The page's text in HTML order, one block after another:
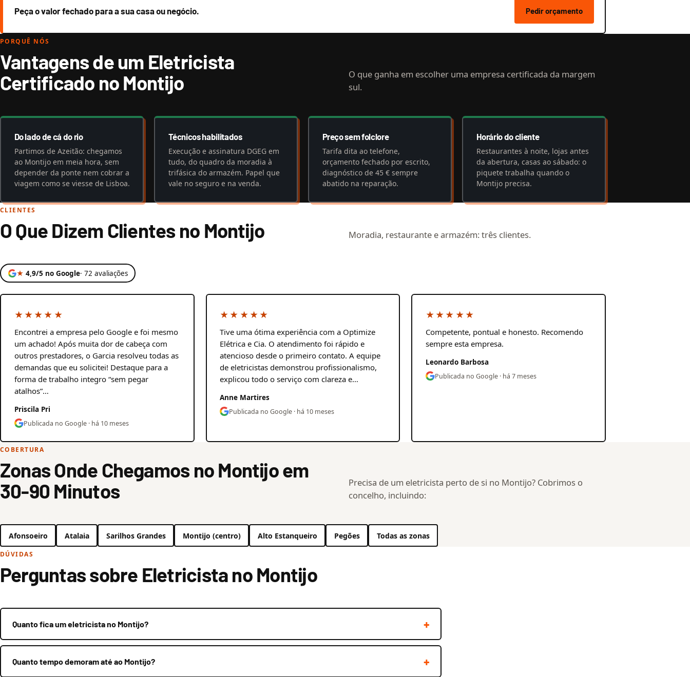
Peça o valor fechado para a sua casa ou negócio. Pedir orçamento
PORQUÊ NÓS
Vantagens de um Eletricista
Certificado no Montijo
O que ganha em escolher uma empresa certificada da margem
sul.
Do lado de cá do rio
Partimos de Azeitão: chegamos
ao Montijo em meia hora, sem
depender da ponte nem cobrar a
viagem como se viesse de Lisboa.
Técnicos habilitados
Execução e assinatura DGEG em
tudo, do quadro da moradia à
trifásica do armazém. Papel que
vale no seguro e na venda.
Preço sem folclore
Tarifa dita ao telefone,
orçamento fechado por escrito,
diagnóstico de 45 € sempre
abatido na reparação.
Horário do cliente
Restaurantes à noite, lojas antes
da abertura, casas ao sábado: o
piquete trabalha quando o
Montijo precisa.
CLIENTES
O Que Dizem Clientes no Montijo Moradia, restaurante e armazém: três clientes.
★ 4,9/5 no Google· 72 avaliações
★★★★★
Encontrei a empresa pelo Google e foi mesmo
um achado! Após muita dor de cabeça com
outros prestadores, o Garcia resolveu todas as
demandas que eu solicitei! Destaque para a
forma de trabalho integro “sem pegar
atalhos”…
Priscila Pri
Publicada no Google · há 10 meses
★★★★★
Tive uma ótima experiência com a Optimize
Elétrica e Cia. O atendimento foi rápido e
atencioso desde o primeiro contato. A equipe
de eletricistas demonstrou profissionalismo,
explicou todo o serviço com clareza e…
Anne Martires
Publicada no Google · há 10 meses
★★★★★
Competente, pontual e honesto. Recomendo
sempre esta empresa.
Leonardo Barbosa
Publicada no Google · há 7 meses
COBERTURA
Zonas Onde Chegamos no Montijo em
30-90 Minutos
Precisa de um eletricista perto de si no Montijo? Cobrimos o
concelho, incluindo:
Afonsoeiro Atalaia Sarilhos Grandes Montijo (centro) Alto Estanqueiro Pegões Todas as zonas
DÚVIDAS
Perguntas sobre Eletricista no Montijo
Quanto fica um eletricista no Montijo?
Quanto tempo demoram até ao Montijo?